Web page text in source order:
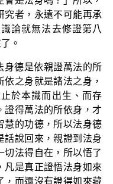
究者，永遠不可能再承
論就無法去修證第八
。
身德是依親證萬法的所
之身就是諸法之身，
於本識而出生、而存
證得萬法的所依身，才
慧的功德，所以法身德
話說回來，親證到法身
切法得自在，所以悟了
凡是真正證悟法身如來
，而還沒有證得如來藏